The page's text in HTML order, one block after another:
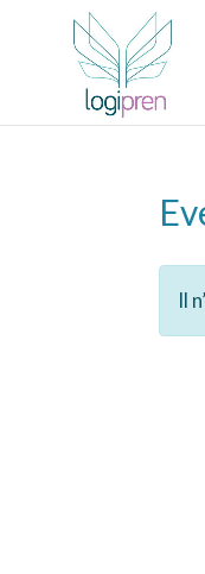
Il